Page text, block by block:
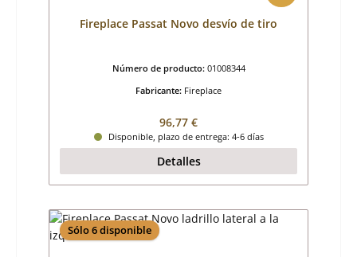
Fireplace Passat Novo desvío de tiro
Número de producto: 01008344
Fabricante: Fireplace
Precio normal:
96,77 €
Disponible, plazo de entrega: 4-6 días
Detalles
Sólo 6 disponible